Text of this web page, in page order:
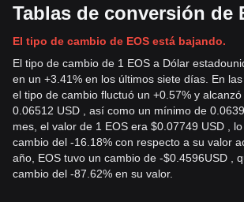
Tablas de conversión de
El tipo de cambio de EOS está bajando.
El tipo de cambio de 1 EOS a Dólar
en un +3.41% en los últimos siete días. En
el tipo de cambio fluctuó un +0.57% y
0.06512 USD , así como un mínimo de
mes, el valor de 1 EOS era $0.07749 USD ,
cambio del -16.18% con respecto a su valor
año, EOS tuvo un cambio de -$0.4596USD ,
cambio del -87.62% en su valor.